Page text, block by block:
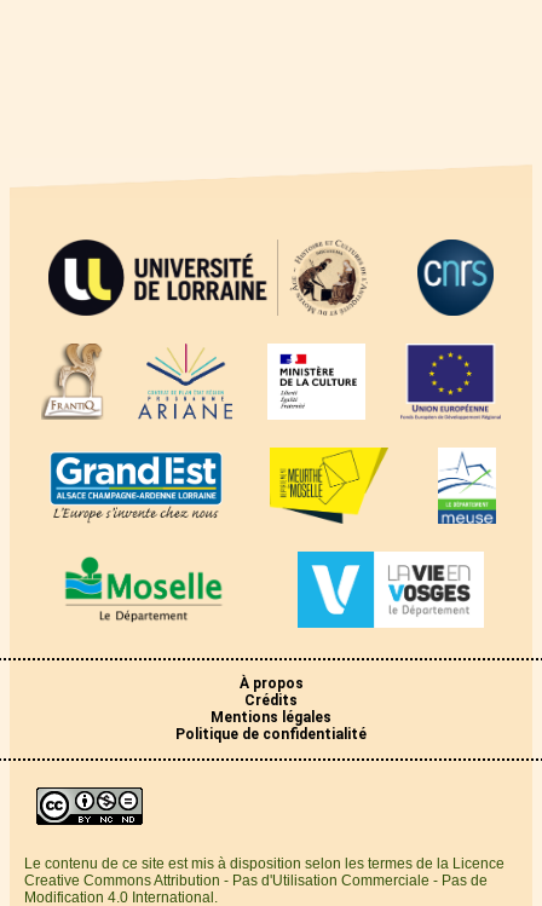
À propos
Crédits
Mentions légales
Politique de confidentialité
Le contenu de ce site est mis à disposition selon les termes de la Licence
Creative Commons Attribution - Pas d'Utilisation Commerciale - Pas de
Modification 4.0 International.